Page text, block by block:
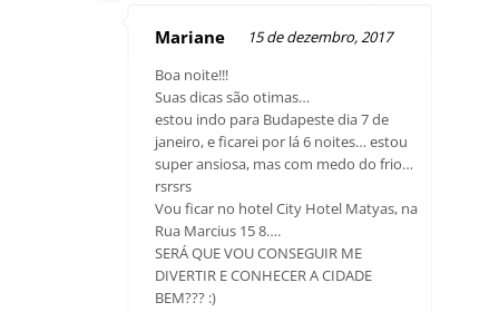
Mariane
15 de dezembro, 2017
Boa noite!!!
Suas dicas são otimas…
estou indo para Budapeste dia 7 de
janeiro, e ficarei por lá 6 noites… estou
super ansiosa, mas com medo do frio…
rsrsrs
Vou ficar no hotel City Hotel Matyas, na
Rua Marcius 15 8….
SERÁ QUE VOU CONSEGUIR ME
DIVERTIR E CONHECER A CIDADE
BEM??? :)